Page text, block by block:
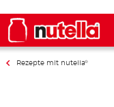
Rezepte mit nutella®